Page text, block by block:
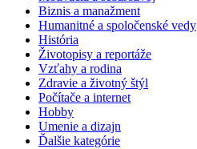
Biznis a manažment
Humanitné a spoločenské vedy
História
Životopisy a reportáže
Vzťahy a rodina
Zdravie a životný štýl
Počítače a internet
Hobby
Umenie a dizajn
Ďalšie kategórie